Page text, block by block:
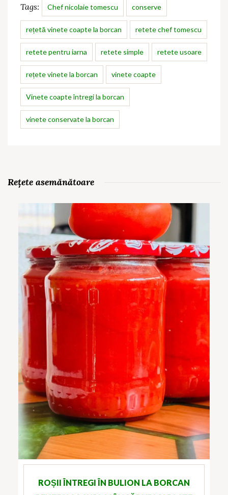
Tags: Chef nicolaie tomescu conserve
rețetă vinete coapte la borcan retete chef tomescu
retete pentru iarna retete simple retete usoare
rețete vinete la borcan vinete coapte
Vinete coapte întregi la borcan
vinete conservate la borcan
Rețete asemănătoare
ROȘII ÎNTREGI ÎN BULION LA BORCAN